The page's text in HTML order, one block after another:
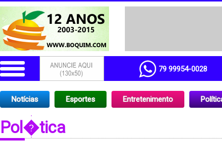
79 99954-0028
Notícias Esportes Entretenimento
Pol�tica